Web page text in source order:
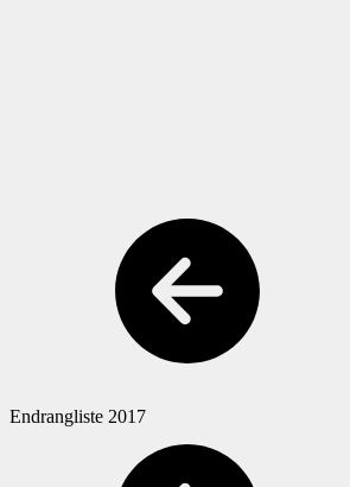
Endrangliste 2017